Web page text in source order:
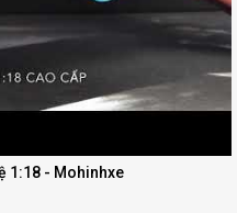
1:18 - Mohinhxe